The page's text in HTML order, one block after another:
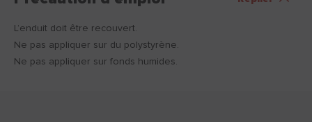
L’enduit doit être recouvert.
Ne pas appliquer sur du polystyrène.
Ne pas appliquer sur fonds humides.